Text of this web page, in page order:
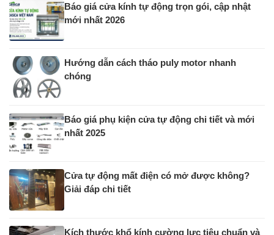
Báo giá cửa kính tự động trọn gói, cập nhật
mới nhất 2026
Hướng dẫn cách tháo puly motor nhanh
chóng
Báo giá phụ kiện cửa tự động chi tiết và mới
nhất 2025
Cửa tự động mất điện có mở được không?
Giải đáp chi tiết
Kích thước khổ kính cường lực tiêu chuẩn và